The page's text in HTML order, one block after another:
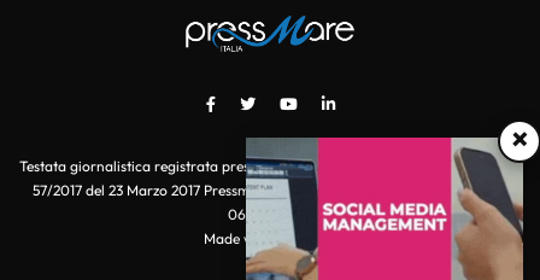
×
Testata giornalistica registrata presso il Tribunale di Roma con autorizzazione
57/2017 del 23 Marzo 2017 Pressmare.it è un marchio di S.P.E.N. Srl - P.IVA
06511641000
Made with
by POI